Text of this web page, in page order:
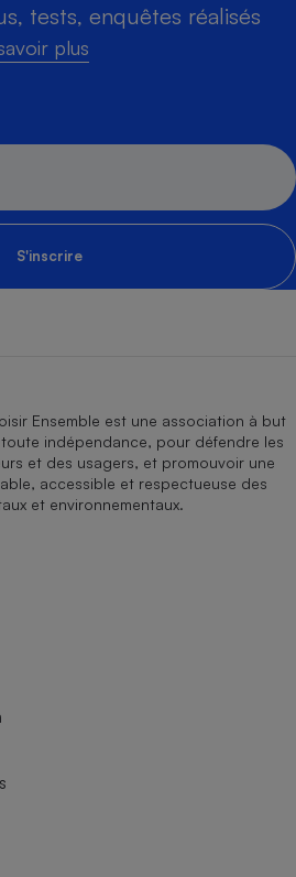
tests, enquêtes réalisés
plus
S'inscrire
Ensemble est une association à but
indépendance, pour défendre les
et des usagers, et promouvoir une
accessible et respectueuse des
et environnementaux.